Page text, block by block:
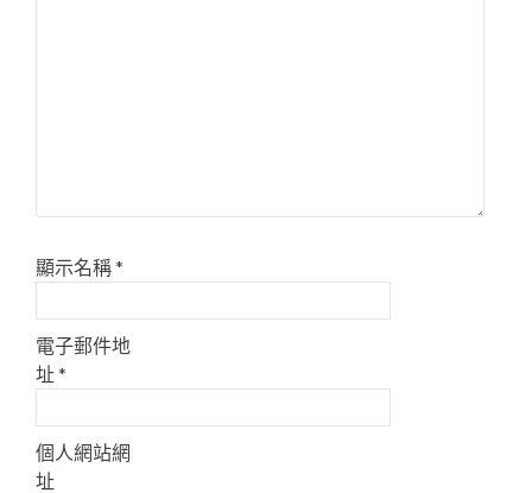
顯示名稱*
電子郵件地
址*
個人網站網
址